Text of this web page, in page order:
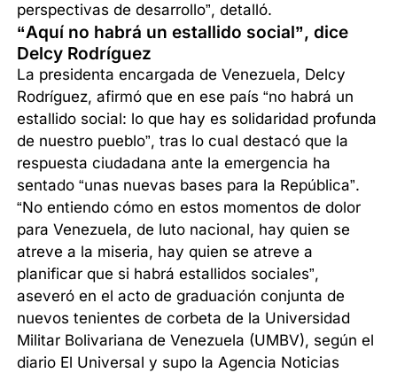
perspectivas de desarrollo”, detalló.
“Aquí no habrá un estallido social”, dice
Delcy Rodríguez
La presidenta encargada de Venezuela, Delcy
Rodríguez, afirmó que en ese país “no habrá un
estallido social: lo que hay es solidaridad profunda
de nuestro pueblo”, tras lo cual destacó que la
respuesta ciudadana ante la emergencia ha
sentado “unas nuevas bases para la República”.
“No entiendo cómo en estos momentos de dolor
para Venezuela, de luto nacional, hay quien se
atreve a la miseria, hay quien se atreve a
planificar que si habrá estallidos sociales”,
aseveró en el acto de graduación conjunta de
nuevos tenientes de corbeta de la Universidad
Militar Bolivariana de Venezuela (UMBV), según el
diario El Universal y supo la Agencia Noticias